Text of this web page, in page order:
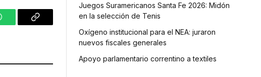
Copy
Juegos Suramericanos Santa Fe 2026: Midón
en la selección de Tenis
Oxígeno institucional para el NEA: juraron
nuevos fiscales generales
Apoyo parlamentario correntino a textiles